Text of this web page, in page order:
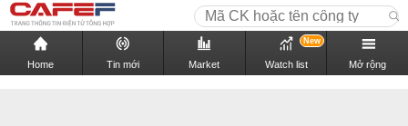
Home Tin mới Market Watch list
New
Mở rộng